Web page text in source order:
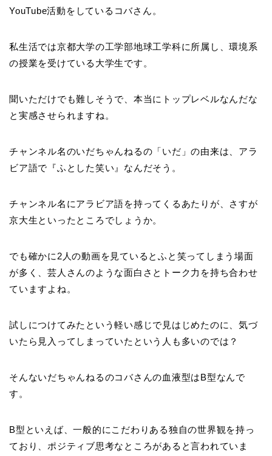
YouTube活動をしているコバさん。
私生活では京都大学の工学部地球工学科に所属し、環境系
の授業を受けている大学生です。
聞いただけでも難しそうで、本当にトップレベルなんだな
と実感させられますね。
チャンネル名のいだちゃんねるの「いだ」の由来は、アラ
ビア語で『ふとした笑い』なんだそう。
チャンネル名にアラビア語を持ってくるあたりが、さすが
京大生といったところでしょうか。
でも確かに2人の動画を見ているとふと笑ってしまう場面
が多く、芸人さんのような面白さとトーク力を持ち合わせ
ていますよね。
試しにつけてみたという軽い感じで見はじめたのに、気づ
いたら見入ってしまっていたという人も多いのでは？
そんないだちゃんねるのコバさんの血液型はB型なんで
す。
B型といえば、一般的にこだわりある独自の世界観を持っ
ており、ポジティブ思考なところがあると言われていま